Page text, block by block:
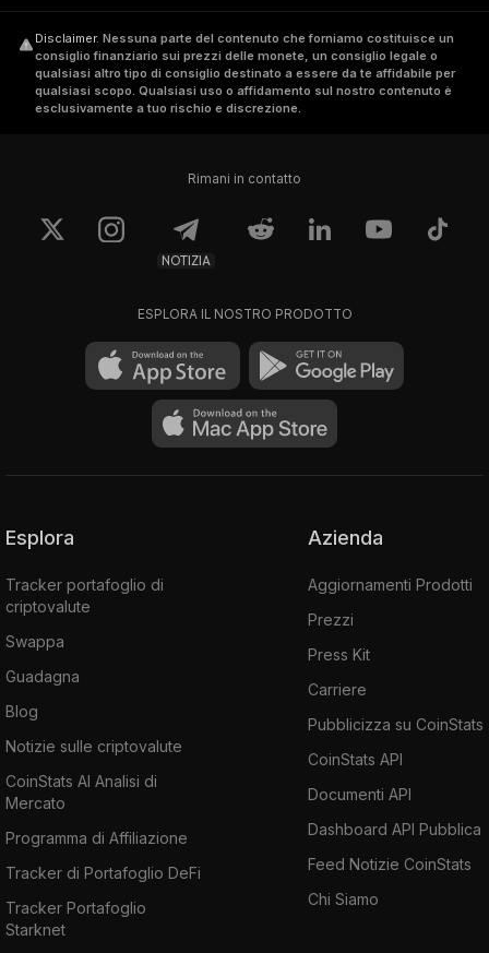
Disclaimer. Nessuna parte del contenuto che forniamo costituisce un
consiglio finanziario sui prezzi delle monete, un consiglio legale o
qualsiasi altro tipo di consiglio destinato a essere da te affidabile per
qualsiasi scopo. Qualsiasi uso o affidamento sul nostro contenuto è
esclusivamente a tuo rischio e discrezione.
Rimani in contatto
NOTIZIA
ESPLORA IL NOSTRO PRODOTTO
Esplora
Tracker portafoglio di
criptovalute
Swappa
Guadagna
Blog
Notizie sulle criptovalute
CoinStats AI Analisi di
Mercato
Programma di Affiliazione
Tracker di Portafoglio DeFi
Tracker Portafoglio
Starknet
Azienda
Aggiornamenti Prodotti
Prezzi
Press Kit
Carriere
Pubblicizza su CoinStats
CoinStats API
Documenti API
Dashboard API Pubblica
Feed Notizie CoinStats
Chi Siamo